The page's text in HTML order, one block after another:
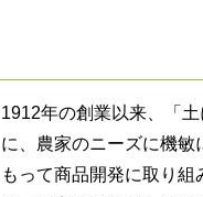
1912年の創業以来、「
に、農家のニーズに機敏
もって商品開発に取り